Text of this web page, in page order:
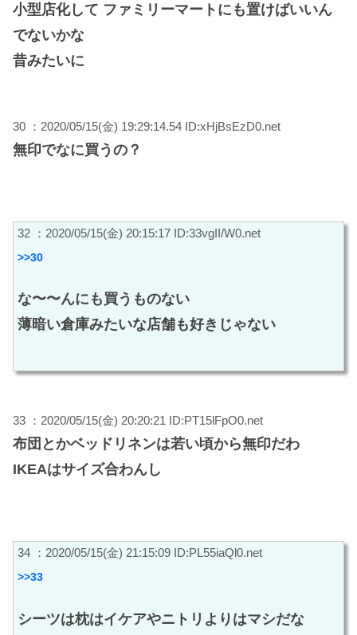
小型店化して ファミリーマートにも置けばいいん
でないかな
昔みたいに
30 ：2020/05/15(金) 19:29:14.54 ID:xHjBsEzD0.net
無印でなに買うの？
32 ：2020/05/15(金) 20:15:17 ID:33vgII/W0.net
>>30
な〜〜んにも買うものない
薄暗い倉庫みたいな店舗も好きじゃない
33 ：2020/05/15(金) 20:20:21 ID:PT15lFpO0.net
布団とかベッドリネンは若い頃から無印だわ
IKEAはサイズ合わんし
34 ：2020/05/15(金) 21:15:09 ID:PL55iaQl0.net
>>33
シーツは枕はイケアやニトリよりはマシだな